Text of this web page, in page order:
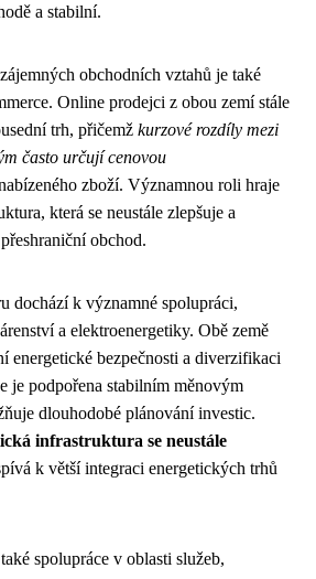
a stabilní.
obchodních vztahů je také
Online prodejci z obou zemí stále
trh, přičemž kurzové rozdíly mezi
často určují cenovou
zboží. Významnou roli hraje
která se neustále zlepšuje a
obchod.
dochází k významné spolupráci,
a elektroenergetiky. Obě země
energetické bezpečnosti a diverzifikaci
je podpořena stabilním měnovým
dlouhodobé plánování investic.
infrastruktura se neustále
k větší integraci energetických trhů
spolupráce v oblasti služeb,